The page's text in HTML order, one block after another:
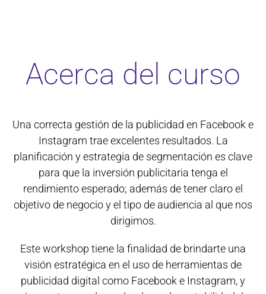
Acerca del curso
Una correcta gestión de la publicidad en Facebook e
Instagram trae excelentes resultados. La
planificación y estrategia de segmentación es clave
para que la inversión publicitaria tenga el
rendimiento esperado; además de tener claro el
objetivo de negocio y el tipo de audiencia al que nos
dirigimos.
Este workshop tiene la finalidad de brindarte una
visión estratégica en el uso de herramientas de
publicidad digital como Facebook e Instagram, y